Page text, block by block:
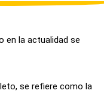
en la actualidad se
se refiere como la